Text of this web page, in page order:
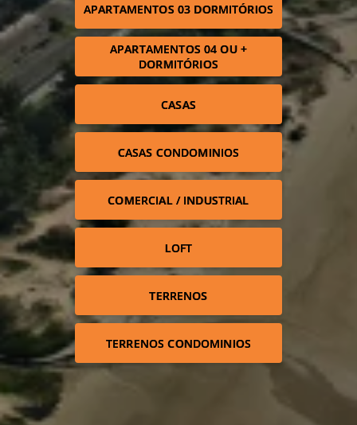
APARTAMENTOS 03 DORMITÓRIOS
APARTAMENTOS 04 OU +
DORMITÓRIOS
CASAS
CASAS CONDOMINIOS
COMERCIAL / INDUSTRIAL
LOFT
TERRENOS
TERRENOS CONDOMINIOS